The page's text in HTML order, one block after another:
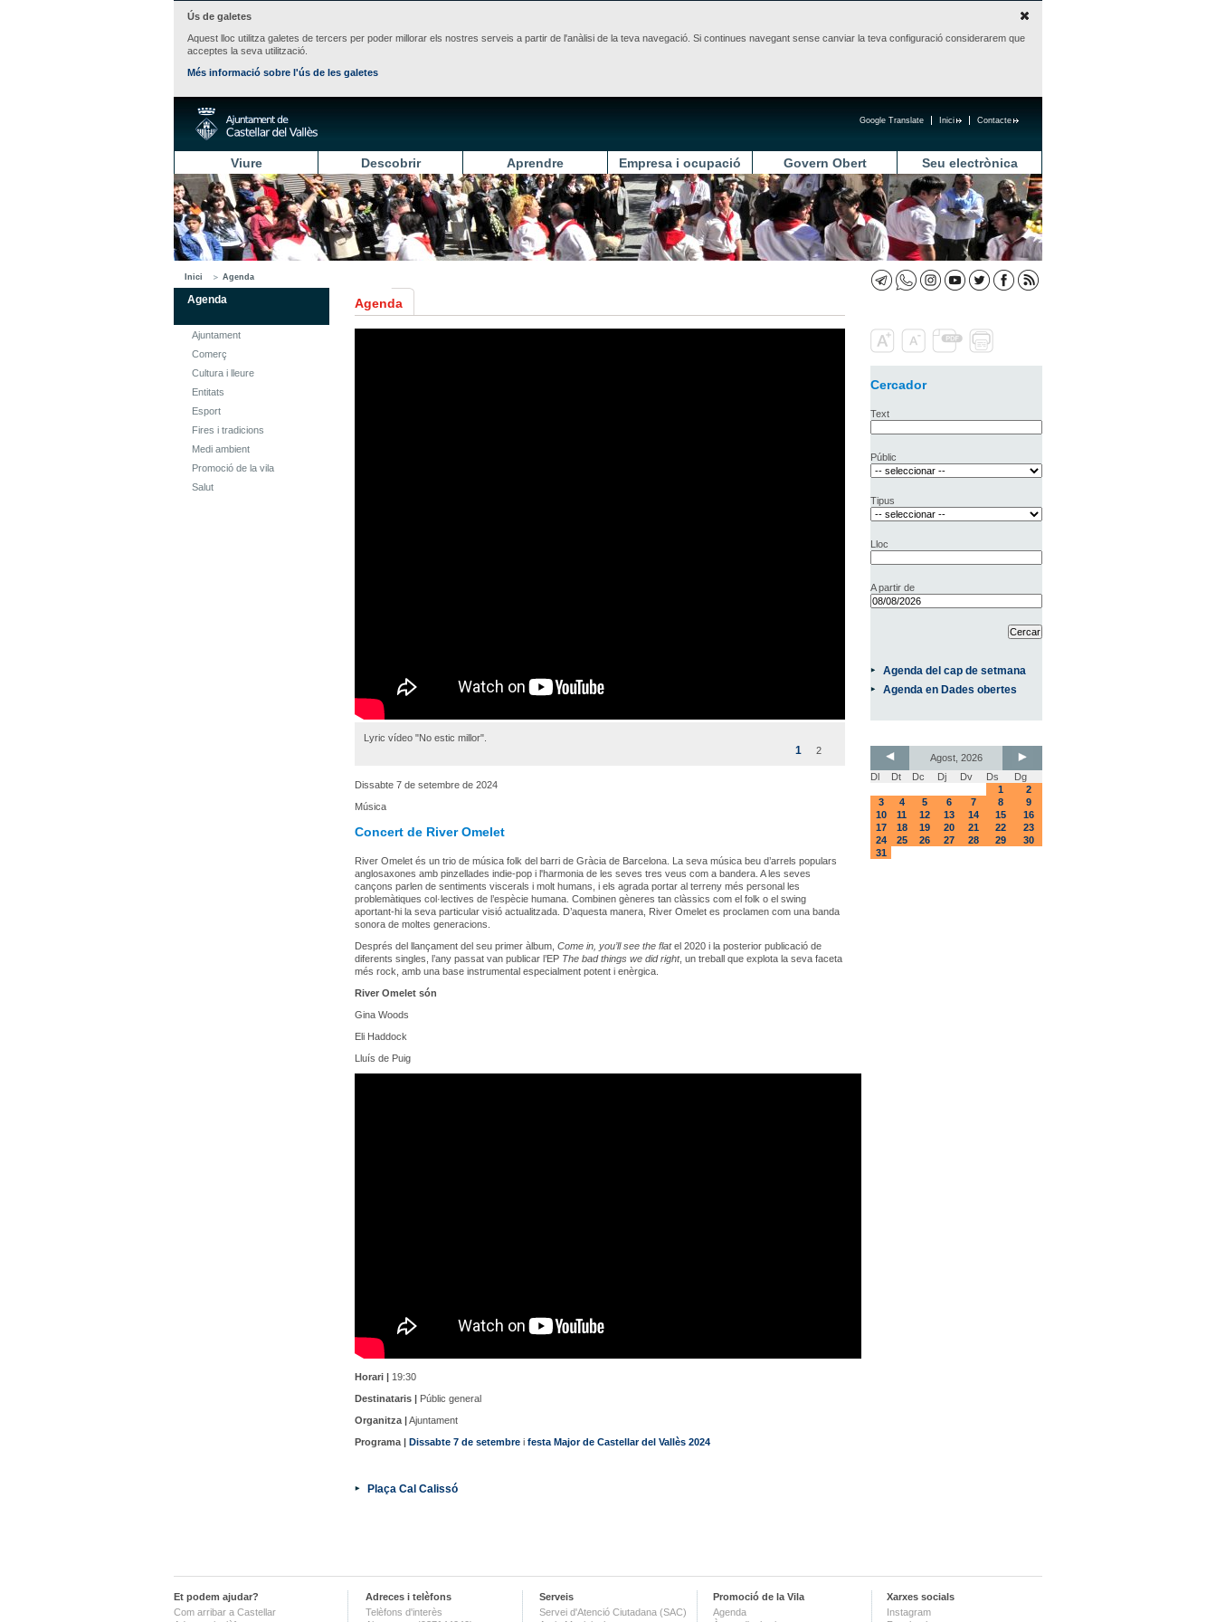
Ús de galetes
Aquest lloc utilitza galetes de tercers per poder millorar els nostres serveis a partir de l'anàlisi de la teva navegació. Si continues navegant sense canviar la teva configuració considerarem que
acceptes la seva utilització.
Més informació sobre l'ús de les galetes
Contacte
Inici
Google Translate
Viure Descobrir Aprendre Empresa i ocupació Govern Obert Seu electrònica
Inici Agenda
Agenda
Ajuntament
Comerç
Cultura i lleure
Entitats
Esport
Fires i tradicions
Medi ambient
Promoció de la vila
Salut
Agenda
Lyric vídeo "No estic millor".
1 2
Dissabte 7 de setembre de 2024
Música
Concert de River Omelet
River Omelet és un trio de música folk del barri de Gràcia de Barcelona. La seva música beu d’arrels populars
anglosaxones amb pinzellades indie-pop i l'harmonia de les seves tres veus com a bandera. A les seves
cançons parlen de sentiments viscerals i molt humans, i els agrada portar al terreny més personal les
problemàtiques col·lectives de l’espècie humana. Combinen gèneres tan clàssics com el folk o el swing
aportant-hi la seva particular visió actualitzada. D’aquesta manera, River Omelet es proclamen com una banda
sonora de moltes generacions.
Després del llançament del seu primer àlbum, Come in, you’ll see the flatel 2020 i la posterior publicació de
diferents singles, l’any passat van publicar l’EP The bad things we did right, un treball que explota la seva faceta
més rock, amb una base instrumental especialment potent i enèrgica.
River Omelet són
Gina Woods
Eli Haddock
Lluís de Puig
Horari | 19:30
Destinataris | Públic general
Organitza |Ajuntament
Programa | Dissabte 7 de setembre i festa Major de Castellar del Vallès 2024
Plaça Cal Calissó
Cercador
Text
Públic
Tipus
Lloc
A partir de
Agenda del cap de setmana
Agenda en Dades obertes
Agost, 2026
Dl
Dt Dc Dj Dv Ds
Dg
1
2
3
4 5 6 7 8
9
10
11 12 13 14 15
16
17
18 19 20 21 22
23
24
25 26 27 28 29
30
31
Et podem ajudar?
Com arribar a Castellar
Adreces i telèfons
Telèfons d'interès
Serveis
Servei d'Atenció Ciutadana (SAC)
Promoció de la Vila
Agenda
Xarxes socials
Instagram